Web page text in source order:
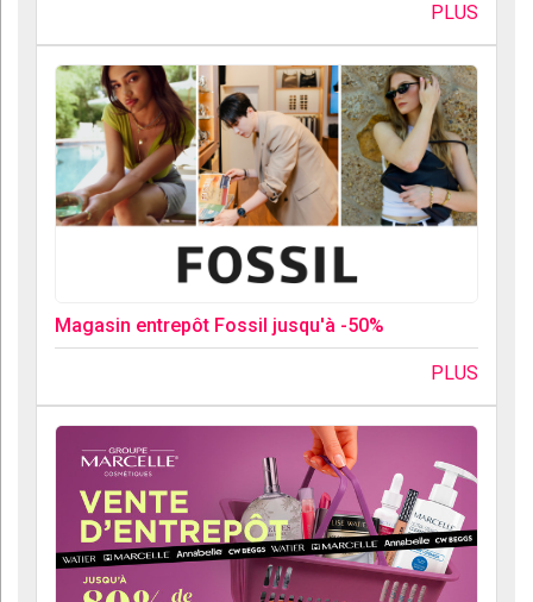
PLUS
Magasin entrepôt Fossil jusqu'à -50%
PLUS